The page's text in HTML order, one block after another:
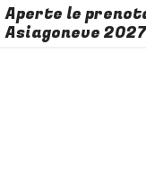
Aperte le
Asiagoneve 2027